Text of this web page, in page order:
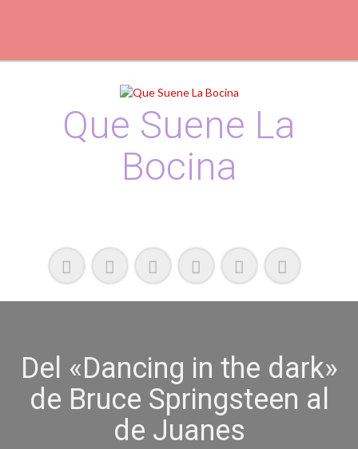
Que Suene La
Bocina
Del «Dancing in the dark»
de Bruce Springsteen al
de Juanes